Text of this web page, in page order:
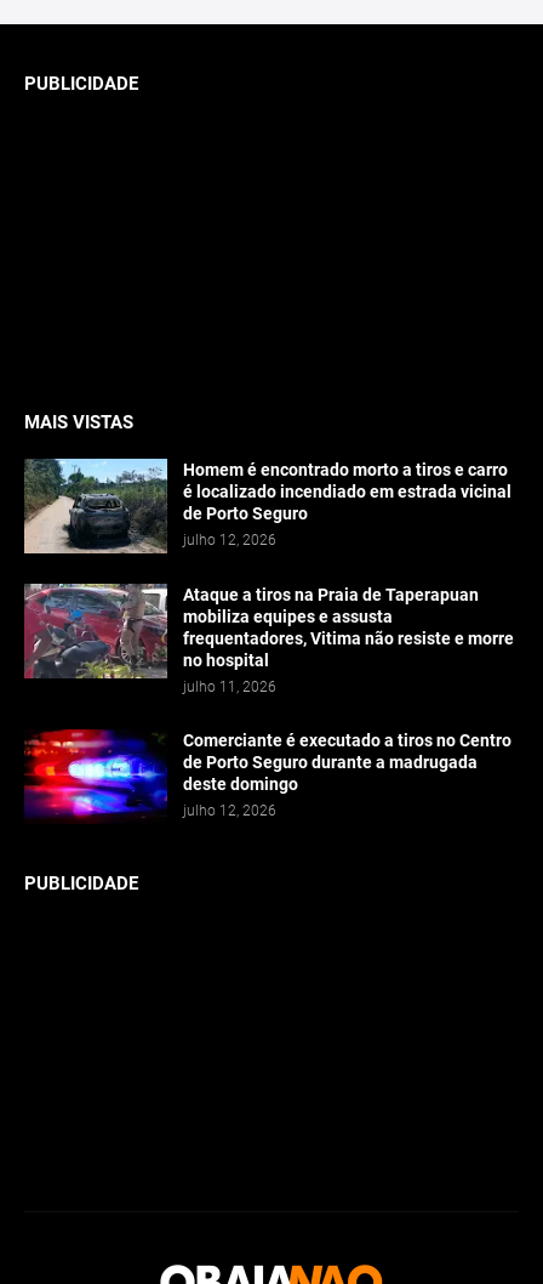
PUBLICIDADE
MAIS VISTAS
Homem é encontrado morto a tiros e carro
é localizado incendiado em estrada vicinal
de Porto Seguro
julho 12, 2026
Ataque a tiros na Praia de Taperapuan
mobiliza equipes e assusta
frequentadores, Vitima não resiste e morre
no hospital
julho 11, 2026
Comerciante é executado a tiros no Centro
de Porto Seguro durante a madrugada
deste domingo
julho 12, 2026
PUBLICIDADE